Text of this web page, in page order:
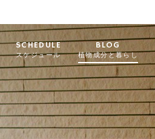
SCHEDULE
スケジュール
BLOG
植物成分と暮らし